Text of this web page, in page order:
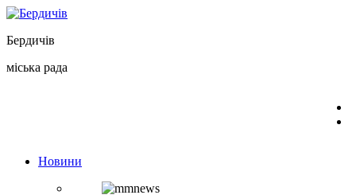
Перейти
вмісту
Бердичів
міська рада
Новини